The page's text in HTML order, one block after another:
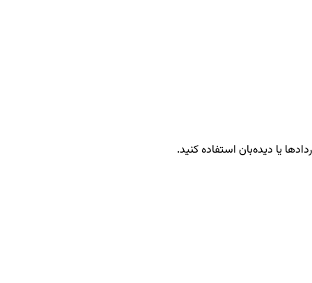
یا دیده‌بان استفاده کنید.